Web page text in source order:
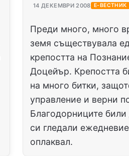
14 ДЕКЕМВРИ 2008 Е-ВЕСТНИК
Преди много, много
земя съществувала
крепостта на
Доцейър. Крепостта
на много битки,
управление и верни
Благодорниците
си гледали
оплаквал.